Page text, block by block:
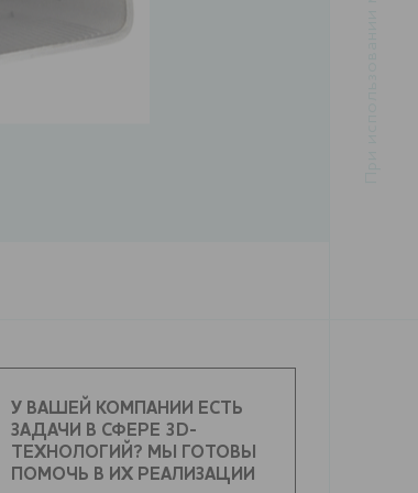
У ВАШЕЙ КОМПАНИИ ЕСТЬ
ЗАДАЧИ В СФЕРЕ 3D-
ТЕХНОЛОГИЙ? МЫ ГОТОВЫ
ПОМОЧЬ В ИХ РЕАЛИЗАЦИИ